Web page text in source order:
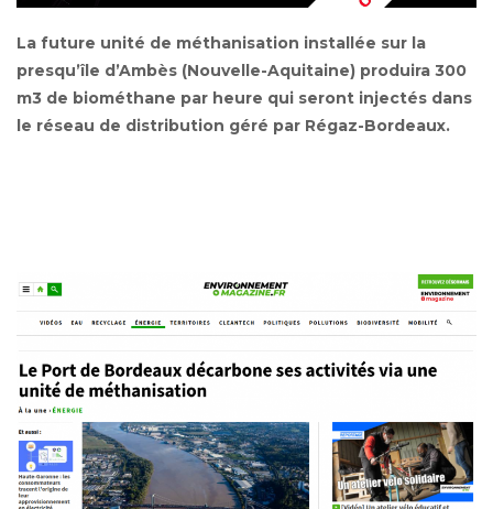
La future unité de méthanisation installée sur la
presqu’île d’Ambès (Nouvelle-Aquitaine) produira 300
m3 de biométhane par heure qui seront injectés dans
le réseau de distribution géré par Régaz-Bordeaux.